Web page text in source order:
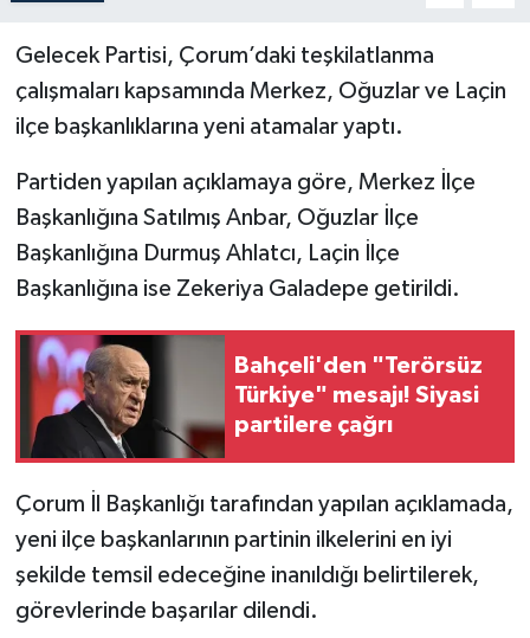
Gelecek Partisi, Çorum’daki teşkilatlanma
çalışmaları kapsamında Merkez, Oğuzlar ve Laçin
ilçe başkanlıklarına yeni atamalar yaptı.
Partiden yapılan açıklamaya göre, Merkez İlçe
Başkanlığına Satılmış Anbar, Oğuzlar İlçe
Başkanlığına Durmuş Ahlatcı, Laçin İlçe
Başkanlığına ise Zekeriya Galadepe getirildi.
Bahçeli'den "Terörsüz
Türkiye" mesajı! Siyasi
partilere çağrı
Çorum İl Başkanlığı tarafından yapılan açıklamada,
yeni ilçe başkanlarının partinin ilkelerini en iyi
şekilde temsil edeceğine inanıldığı belirtilerek,
görevlerinde başarılar dilendi.